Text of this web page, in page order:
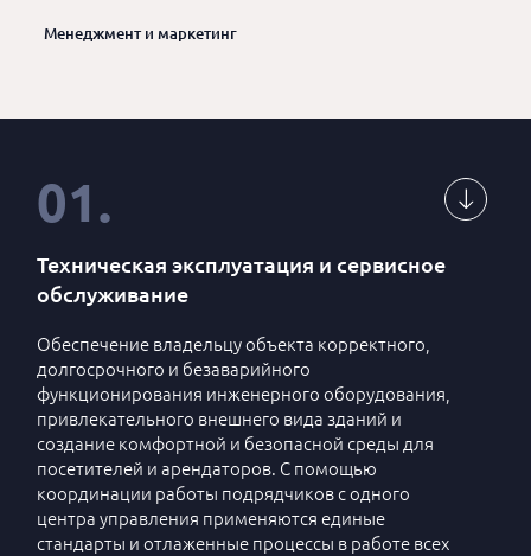
Менеджмент и маркетинг
01.
Техническая эксплуатация и сервисное
обслуживание
Обеспечение владельцу объекта корректного,
долгосрочного и безаварийного
функционирования инженерного оборудования,
привлекательного внешнего вида зданий и
создание комфортной и безопасной среды для
посетителей и арендаторов. С помощью
координации работы подрядчиков с одного
центра управления применяются единые
стандарты и отлаженные процессы в работе всех